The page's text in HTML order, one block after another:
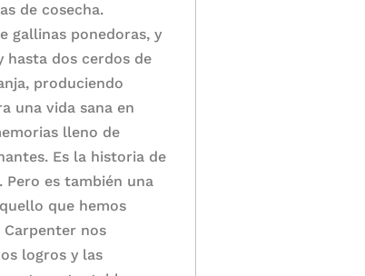
de cosecha.
gallinas ponedoras, y
hasta dos cerdos de
produciendo
una vida sana en
lleno de
Es la historia de
es también una
que hemos
Carpenter nos
logros y las